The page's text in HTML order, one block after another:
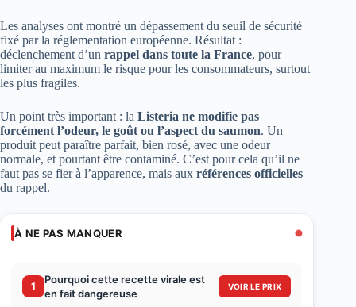
Les analyses ont montré un dépassement du seuil de sécurité
fixé par la réglementation européenne. Résultat :
déclenchement d’un rappel dans toute la France, pour
limiter au maximum le risque pour les consommateurs, surtout
les plus fragiles.
Un point très important : la Listeria ne modifie pas
forcément l’odeur, le goût ou l’aspect du saumon. Un
produit peut paraître parfait, bien rosé, avec une odeur
normale, et pourtant être contaminé. C’est pour cela qu’il ne
faut pas se fier à l’apparence, mais aux références officielles
du rappel.
À NE PAS MANQUER
1
Pourquoi cette recette virale est
en fait dangereuse
VOIR LE PRIX